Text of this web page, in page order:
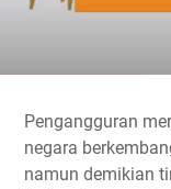
Pengangguran
negara
namun demikian